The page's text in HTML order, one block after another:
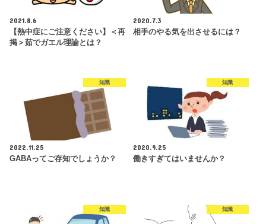
2021.8.6
【熱中症にご注意ください】＜再
掲＞茹でガエル理論とは？
2020.7.3
相手のやる気を出させるには？
知識
2022.11.25
GABAってご存知でしょうか？
知識
2020.9.25
働きすぎてはいませんか？
知識 知識